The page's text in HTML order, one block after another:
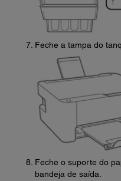
Feche a tampa do
Feche o suporte do
bandeja de saída.